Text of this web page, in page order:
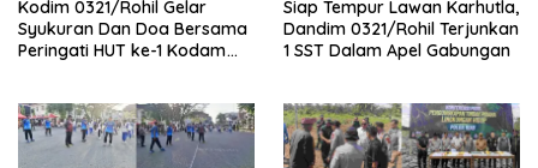
Kodim 0321/Rohil Gelar
Syukuran Dan Doa Bersama
Peringati HUT ke-1 Kodam
Siap Tempur Lawan Karhutla,
Dandim 0321/Rohil Terjunkan
1 SST Dalam Apel Gabungan